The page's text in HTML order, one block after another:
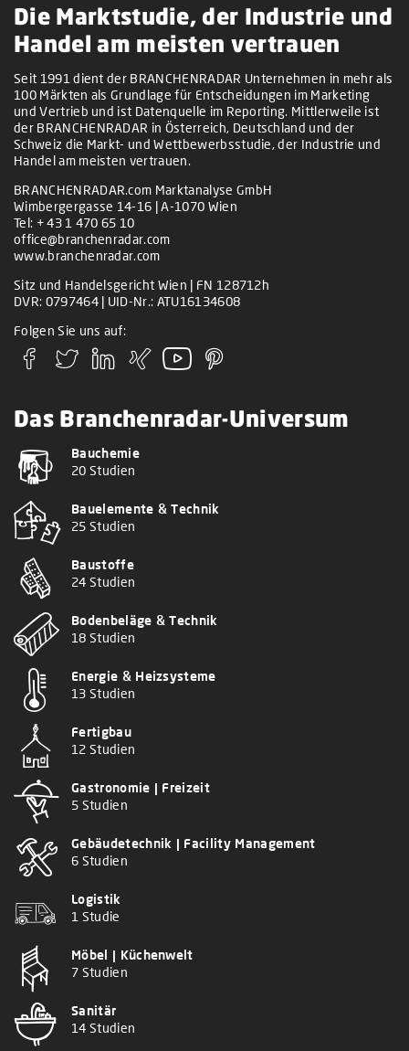
Die Marktstudie, der Industrie und
Handel am meisten vertrauen
Seit 1991 dient der BRANCHENRADAR Unternehmen in mehr als
100 Märkten als Grundlage für Entscheidungen im Marketing
und Vertrieb und ist Datenquelle im Reporting. Mittlerweile ist
der BRANCHENRADAR in Österreich, Deutschland und der
Schweiz die Markt- und Wettbewerbsstudie, der Industrie und
Handel am meisten vertrauen.
BRANCHENRADAR.com Marktanalyse GmbH
Wimbergergasse 14-16 | A-1070 Wien
Tel: + 43 1 470 65 10
office@branchenradar.com
www.branchenradar.com
Sitz und Handelsgericht Wien | FN 128712h
DVR: 0797464 | UID-Nr.: ATU16134608
Folgen Sie uns auf:
Das Branchenradar-Universum
Bauchemie
20 Studien
Bauelemente & Technik
25 Studien
Baustoffe
24 Studien
Bodenbeläge & Technik
18 Studien
Energie & Heizsysteme
13 Studien
Fertigbau
12 Studien
Gastronomie | Freizeit
5 Studien
Gebäudetechnik | Facility Management
6 Studien
Logistik
1 Studie
Möbel | Küchenwelt
7 Studien
Sanitär
14 Studien